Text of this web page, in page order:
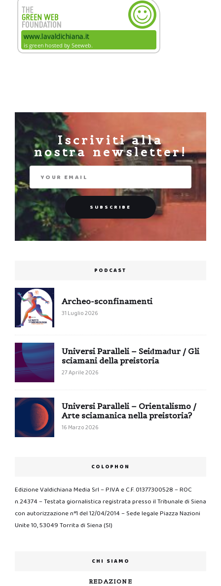
Iscriviti alla
nostra newsletter!
PODCAST
Archeo-sconfinamenti
31 Luglio 2026
Universi Paralleli – Seiđmađur / Gli
sciamani della preistoria
27 Aprile 2026
Universi Paralleli – Orientalismo /
Arte sciamanica nella preistoria?
16 Marzo 2026
COLOPHON
Edizione Valdichiana Media Srl – P.IVA e C.F. 01377300528 – ROC
n.24374 – Testata giornalistica registrata presso il Tribunale di Siena
con autorizzazione n°1 del 12/04/2014 – Sede legale Piazza Nazioni
Unite 10, 53049 Torrita di Siena (SI)
CHI SIAMO
REDAZIONE